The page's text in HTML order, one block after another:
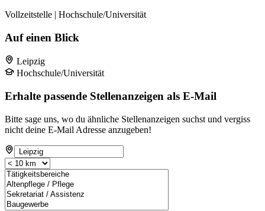
Vollzeitstelle | Hochschule/Universität
Auf einen Blick
Leipzig
Hochschule/Universität
Erhalte passende Stellenanzeigen als E-Mail
Bitte sage uns, wo du ähnliche Stellenanzeigen suchst und vergiss
nicht deine E-Mail Adresse anzugeben!